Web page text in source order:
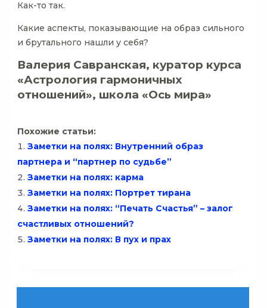
Как-то так.
Какие аспекты, показывающие на образ сильного
и брутального нашли у себя?
Валерия Савранская, куратор курса
«Астрология гармоничных
отношений», школа «Ось мира»
Похожие статьи:
Заметки на полях: Внутренний образ
партнера и “партнер по судьбе”
Заметки на полях: карма
Заметки на полях: Портрет тирана
Заметки на полях: “Печать Счастья” – залог
счастливых отношений?
Заметки на полях: В пух и прах